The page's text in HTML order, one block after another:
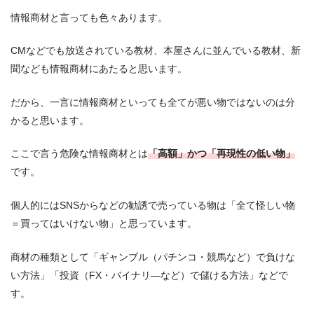
情報商材と言っても色々あります。
CMなどでも放送されている教材、本屋さんに並んでいる教材、新
聞なども情報商材にあたると思います。
だから、一言に情報商材といっても全てが悪い物ではないのは分
かると思います。
ここで言う危険な情報商材とは「高額」かつ「再現性の低い物」
です。
個人的にはSNSからなどの勧誘で売っている物は「全て怪しい物
＝買ってはいけない物」と思っています。
商材の種類として「ギャンブル（パチンコ・競馬など）で負けな
い方法」「投資（FX・バイナリ―など）で儲ける方法」などで
す。